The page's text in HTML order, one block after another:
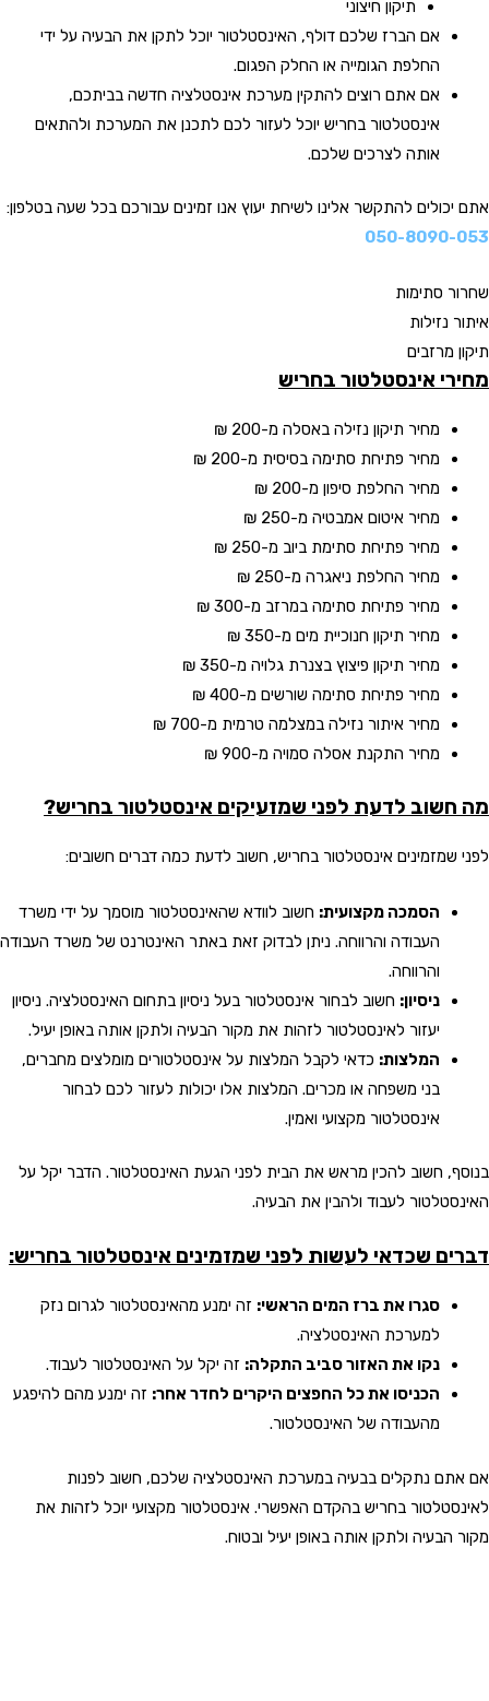
תיקון חיצוני
אם הברז שלכם דולף, האינסטלטור יוכל לתקן את הבעיה על ידי
החלפת הגומייה או החלק הפגום.
אם אתם רוצים להתקין מערכת אינסטלציה חדשה בביתכם,
אינסטלטור בחריש יוכל לעזור לכם לתכנן את המערכת ולהתאים
אותה לצרכים שלכם.
אתם יכולים להתקשר אלינו לשיחת יעוץ אנו זמינים עבורכם בכל שעה בטלפון:
050-8090-053
שחרור סתימות
איתור נזילות
תיקון מרזבים
מחירי אינסטלטור בחריש
מחיר תיקון נזילה באסלה מ-200 ₪
מחיר פתיחת סתימה בסיסית מ-200 ₪
מחיר החלפת סיפון מ-200 ₪
מחיר איטום אמבטיה מ-250 ₪
מחיר פתיחת סתימת ביוב מ-250 ₪
מחיר החלפת ניאגרה מ-250 ₪
מחיר פתיחת סתימה במרזב מ-300 ₪
מחיר תיקון חנוכיית מים מ-350 ₪
מחיר תיקון פיצוץ בצנרת גלויה מ-350 ₪
מחיר פתיחת סתימה שורשים מ-400 ₪
מחיר איתור נזילה במצלמה טרמית מ-700 ₪
מחיר התקנת אסלה סמויה מ-900 ₪
מה חשוב לדעת לפני שמזעיקים אינסטלטור בחריש?
לפני שמזמינים אינסטלטור בחריש, חשוב לדעת כמה דברים חשובים:
הסמכה מקצועית: חשוב לוודא שהאינסטלטור מוסמך על ידי משרד
העבודה והרווחה. ניתן לבדוק זאת באתר האינטרנט של משרד העבודה
והרווחה.
ניסיון: חשוב לבחור אינסטלטור בעל ניסיון בתחום האינסטלציה. ניסיון
יעזור לאינסטלטור לזהות את מקור הבעיה ולתקן אותה באופן יעיל.
המלצות: כדאי לקבל המלצות על אינסטלטורים מומלצים מחברים,
בני משפחה או מכרים. המלצות אלו יכולות לעזור לכם לבחור
אינסטלטור מקצועי ואמין.
בנוסף, חשוב להכין מראש את הבית לפני הגעת האינסטלטור. הדבר יקל על
האינסטלטור לעבוד ולהבין את הבעיה.
דברים שכדאי לעשות לפני שמזמינים אינסטלטור בחריש:
סגרו את ברז המים הראשי: זה ימנע מהאינסטלטור לגרום נזק
למערכת האינסטלציה.
נקו את האזור סביב התקלה: זה יקל על האינסטלטור לעבוד.
הכניסו את כל החפצים היקרים לחדר אחר: זה ימנע מהם להיפגע
מהעבודה של האינסטלטור.
אם אתם נתקלים בבעיה במערכת האינסטלציה שלכם, חשוב לפנות
לאינסטלטור בחריש בהקדם האפשרי. אינסטלטור מקצועי יוכל לזהות את
מקור הבעיה ולתקן אותה באופן יעיל ובטוח.